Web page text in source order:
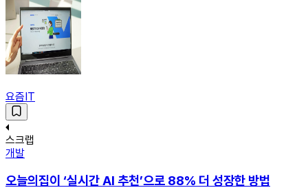
요즘IT
스크랩
개발
오늘의집이 ‘실시간 AI 추천’으로 88% 더 성장한 방법